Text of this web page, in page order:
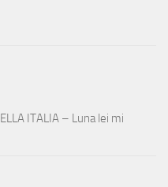
ITALIA – Luna lei mi